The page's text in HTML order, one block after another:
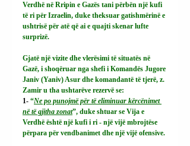
Verdhë në Rripin e Gazës tani përbën një kufi
të ri për Izraelin, duke theksuar gatishmërinë e
ushtrisë për atë që ai e quajti skenar lufte
surprizë.
Gjatë një vizite dhe vlerësimi të situatës në
Gazë, i shoqëruar nga shefi i Komandës Jugore
Janiv (Yaniv) Asur dhe komandantë të tjerë, z.
Zamir u tha ushtarëve rezervë se:
1- “Ne po punojmë për të eliminuar kërcënimet
në të gjitha zonat”, duke shtuar se Vija e
Verdhë është një kufi i ri - një vijë mbrojtëse
përpara për vendbanimet dhe një vijë ofensive.